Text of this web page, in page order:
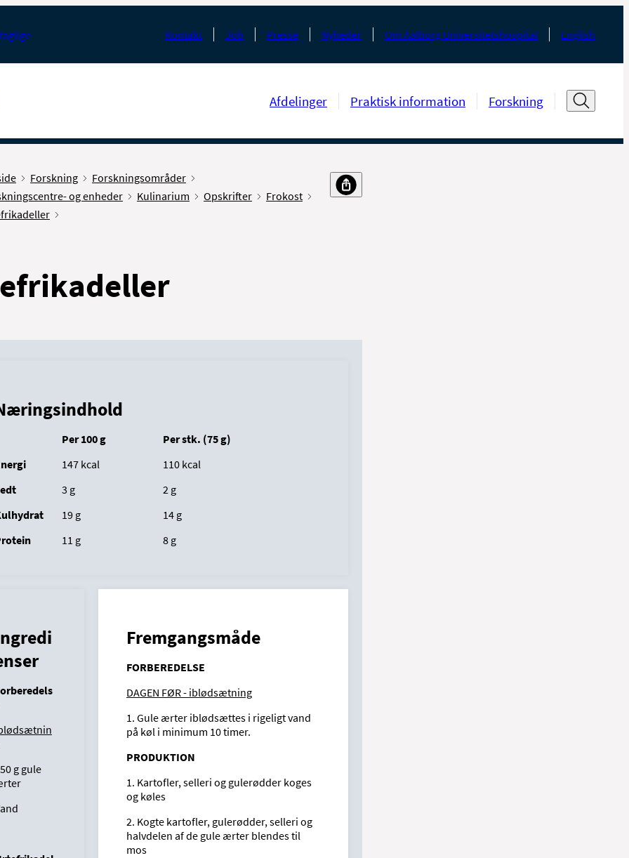
Kontakt Job Presse Nyheder Om Aalborg Universitetshospital English
Afdelinger Praktisk information Forskning
Forskning
Forskningsområder
og enheder
Kulinarium Opskrifter
Frokost
Per 100 g
Per stk. (75 g)
147 kcal
				110
kcal
			3
g 2 g
		19
g
					14
g
		11
g
					8
g
g gule
Fremgangsmåde
FORBEREDELSE
DAGEN FØR - iblødsætning
1. Gule ærter iblødsættes i rigeligt vand
på køl i minimum 10 timer.
PRODUKTION
1. Kartofler, selleri og gulerødder koges
og køles
2. Kogte kartofler, gulerødder, selleri og
halvdelen af de gule ærter blendes til
mos